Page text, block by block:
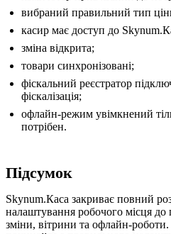
вибраний правильний тип
касир має доступ до
зміна відкрита;
товари синхронізовані;
фіскальний реєстратор
фіскалізація;
офлайн-режим увімкнений
потрібен.
Підсумок
Skynum.Каса закриває повний
налаштування робочого місця до
зміни, вітрини та офлайн-роботи.